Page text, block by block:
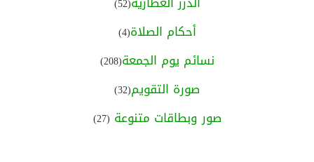
أحكام الصلاة(4)
نسائم يوم الجمعة(208)
صورة التقويم(32)
صور وبطاقات متنوعة (27)